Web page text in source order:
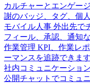
カルチャーとエンゲー
謝のバッジ、タグ、個
モバイル人事 外出先で
フィール、承認、通知
作業管理 KPI、作業レ
ーマンスを追跡できます
社内コミュニケーション
公開チャットでコミュ